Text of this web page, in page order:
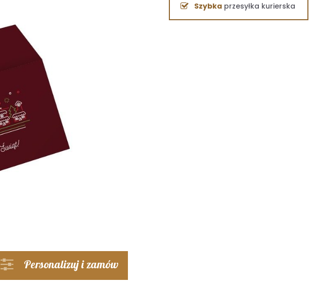
Personalizuj i zamów
Szybka przesyłka kurierska